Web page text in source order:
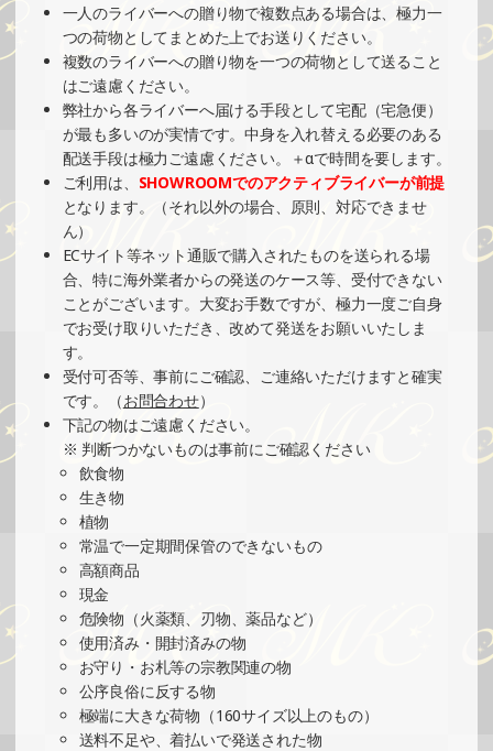
一人のライバーへの贈り物で複数点ある場合は、極力一
つの荷物としてまとめた上でお送りください。
複数のライバーへの贈り物を一つの荷物として送ること
はご遠慮ください。
弊社から各ライバーへ届ける手段として宅配（宅急便）
が最も多いのが実情です。中身を入れ替える必要のある
配送手段は極力ご遠慮ください。＋αで時間を要します。
ご利用は、 SHOWROOMでのアクティブライバーが前提
となります。（それ以外の場合、原則、対応できませ
ん）
ECサイト等ネット通販で購入されたものを送られる場
合、特に海外業者からの発送のケース等、受付できない
ことがございます。大変お手数ですが、極力一度ご自身
でお受け取りいただき、改めて発送をお願いいたしま
す。
受付可否等、事前にご確認、ご連絡いただけますと確実
です。（お問合わせ）
下記の物はご遠慮ください。
※ 判断つかないものは事前にご確認ください
飲食物
生き物
植物
常温で一定期間保管のできないもの
高額商品
現金
危険物（火薬類、刃物、薬品など）
使用済み・開封済みの物
お守り・お札等の宗教関連の物
公序良俗に反する物
極端に大きな荷物（160サイズ以上のもの）
送料不足や、着払いで発送された物